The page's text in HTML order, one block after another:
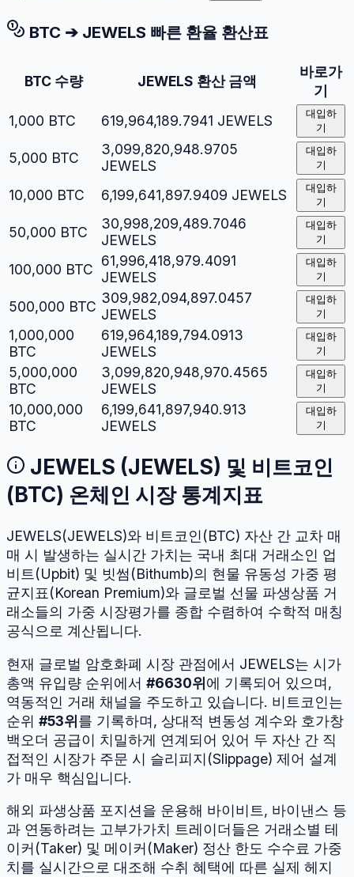
BTC ➔ JEWELS 빠른 환율 환산표
BTC수량 JEWELS 환산 금액
바로가
기
1,000 BTC 619,964,189.7941 JEWELS
대입하
기
5,000 BTC
3,099,820,948.9705
JEWELS
대입하
기
10,000 BTC 6,199,641,897.9409 JEWELS
대입하
기
50,000 BTC
30,998,209,489.7046
JEWELS
대입하
기
100,000 BTC
61,996,418,979.4091
JEWELS
대입하
기
500,000 BTC
309,982,094,897.0457
JEWELS
대입하
기
1,000,000
BTC
619,964,189,794.0913
JEWELS
대입하
기
5,000,000
BTC
3,099,820,948,970.4565
JEWELS
대입하
기
10,000,000
BTC
6,199,641,897,940.913
JEWELS
대입하
기
JEWELS (JEWELS) 및 비트코인
( BTC) 온체인 시장 통계지표
JEWELS(JEWELS)와 비트코인 (BTC) 자산 간 교차 매
매 시 발생하는 실시간 가치는 국내 최대 거래소인 업
비트(Upbit) 및 빗썸(Bithumb)의 현물 유동성 가중 평
균지표(Korean Premium)와 글로벌 선물 파생상품 거
래소들의 가중 시장평가를 종합 수렴하여 수학적 매칭
공식으로 계산됩니다.
현재 글로벌 암호화폐 시장 관점에서 JEWELS는 시가
총액 유입량 순위에서 #6630위에 기록되어 있으며,
역동적인 거래 채널을 주도하고 있습니다. 비트코인는
순위 #53위를 기록하며, 상대적 변동성 계수와 호가창
백오더 공급이 치밀하게 연계되어 있어 두 자산 간 직
접적인 시장가 주문 시 슬리피지(Slippage) 제어 설계
가 매우 핵심입니다.
해외 파생상품 포지션을 운용해 바이비트, 바이낸스 등
과 연동하려는 고부가가치 트레이더들은 거래소별 테
이커(Taker) 및 메이커(Maker) 정산 한도 수수료 가중
치를 실시간으로 대조해 수취 혜택에 따른 실제 헤지